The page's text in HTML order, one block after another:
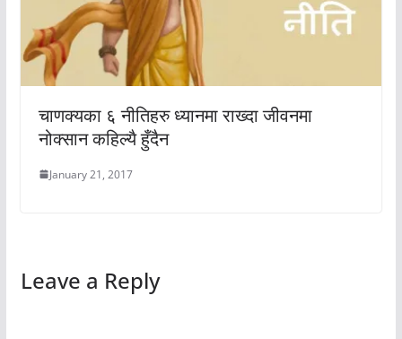
चाणक्यका ६ नीतिहरु ध्यानमा राख्दा जीवनमा
नोक्सान कहिल्यै हुँदैन
January 21, 2017
Leave a Reply